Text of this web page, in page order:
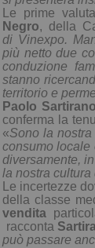
Le prime
Negro, della
di Vinexpo.
più netto due
conduzione
stannori
territorio e
Paolo Sartirano
conferma la
«Sono la
consumo locale
diversamente,
la nostra
Le incertezze
della classe
vendita
racconta
può passare